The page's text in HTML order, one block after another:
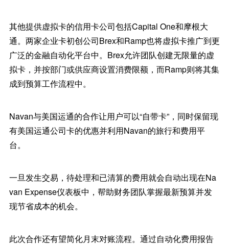
其他提供虚拟卡的信用卡公司包括Capital One和摩根大
通。两家企业卡初创公司Brex和Ramp也将虚拟卡推广到更
广泛的金融自动化平台中。Brex允许团队创建无限量的虚
拟卡，并按部门或供应商设置消费限额，而Ramp则将其集
成到预算工作流程中。
Navan与美国运通的合作让用户可以“自带卡”，同时保留现
有美国运通公司卡的优惠并利用Navan的旅行和费用平
台。
一旦发生交易，待处理和已清算的费用就会自动出现在Na
van Expense仪表板中，帮助财务团队掌握最新预算并发
现节省成本的机会。
此次合作还有望简化月末对账流程。通过自动化费用报告